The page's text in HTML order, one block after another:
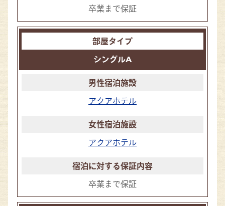
卒業まで保証
シングルA
アクアホテル
アクアホテル
卒業まで保証